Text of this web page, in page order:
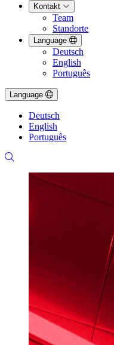
Kontakt
Team
Standorte
Language
Deutsch
English
Português
Language
Deutsch
English
Português